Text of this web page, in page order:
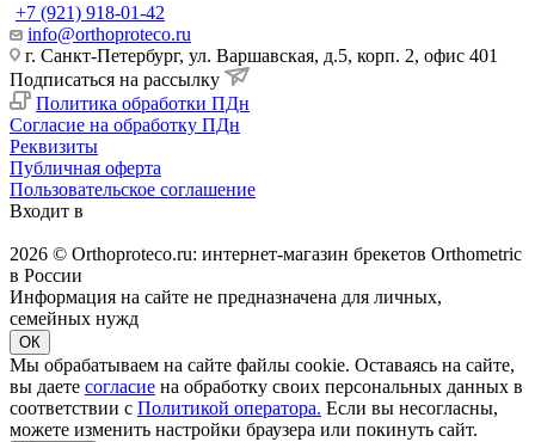
+7 (921) 918-01-42
info@orthoproteco.ru
г. Санкт-Петербург, ул. Варшавская, д.5, корп. 2, офис 401
Подписаться на рассылку
Политика обработки ПДн
Согласие на обработку ПДн
Реквизиты
Публичная оферта
Пользовательское соглашение
Входит в
2026 © Orthoproteco.ru: интернет-магазин брекетов Orthometric
в России
Информация на сайте не предназначена для личных,
семейных нужд
ОК
Мы обрабатываем на сайте файлы cookie. Оставаясь на сайте,
вы даете согласие на обработку своих персональных данных в
соответствии с Политикой оператора. Если вы несогласны,
можете изменить настройки браузера или покинуть сайт.